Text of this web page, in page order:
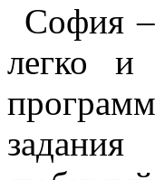
София –
легко и
задания